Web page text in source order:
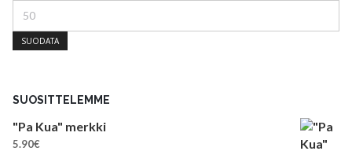
SUODATA
SUOSITTELEMME
"Pa Kua" merkki
5.90€